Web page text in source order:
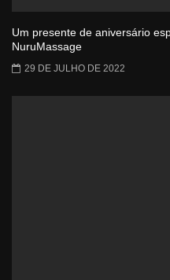
Um presente de aniversário
NuruMassage
29 DE JULHO DE 2022